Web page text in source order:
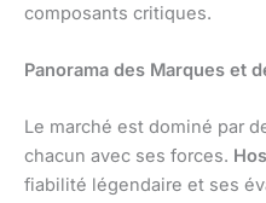
composants critiques.
Panorama des Marques et
Le marché est dominé par
chacun avec ses forces.
fiabilité légendaire et ses